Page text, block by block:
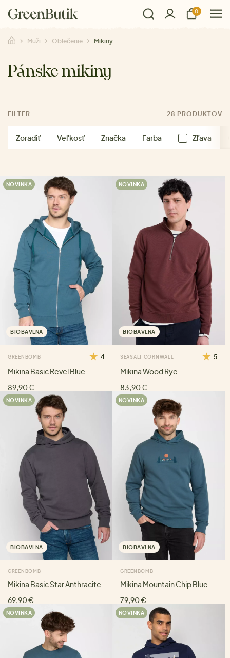
0
Muži Oblečenie Mikiny
Pánske mikiny
FILTER 28 PRODUKTOV
Zoradiť Veľkosť Značka Farba Zľava
NOVINKA
BIOBAVLNA
GREENBOMB 4
Mikina Basic Revel Blue
89,90 €
NOVINKA
BIOBAVLNA
SEASALT CORNWALL 5
Mikina Wood Rye
83,90 €
NOVINKA
BIOBAVLNA
GREENBOMB
Mikina Basic Star Anthracite
69,90 €
NOVINKA
BIOBAVLNA
GREENBOMB
Mikina Mountain Chip Blue
79,90 €
NOVINKA NOVINKA